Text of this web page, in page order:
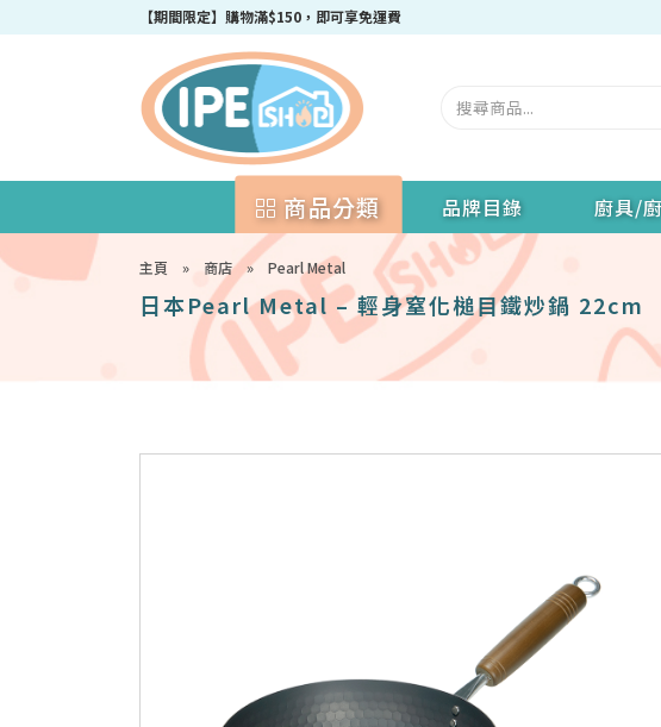
【期間限定】購物滿$150，即可享免運費
成為IPEshop會員，新會員即可獲得迎新$50購物優惠碼！
商品分類 品牌目錄 廚具/
主頁 » 商店» Pearl Metal
日本Pearl Metal – 輕身窒化槌目鐵炒鍋 22cm